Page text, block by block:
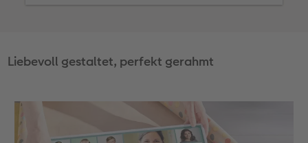
Liebevoll gestaltet, perfekt gerahmt